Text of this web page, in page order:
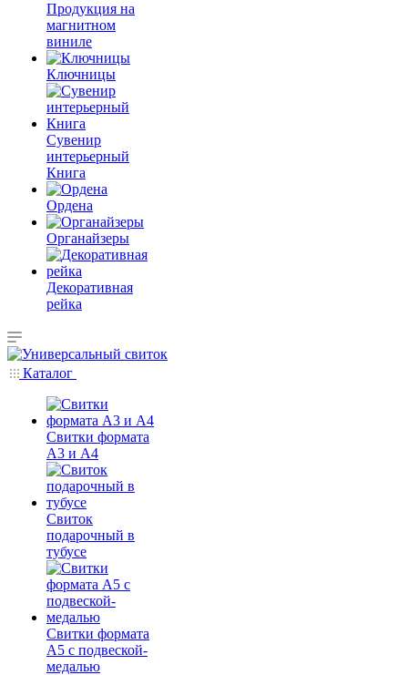
Продукция на
магнитном
виниле
Ключницы
Сувенир
интерьерный
Книга
Ордена
Органайзеры
Декоративная
рейка
Каталог
Свитки формата
А3 и А4
Свиток
подарочный в
тубусе
Свитки формата
А5 с подвеской-
медалью